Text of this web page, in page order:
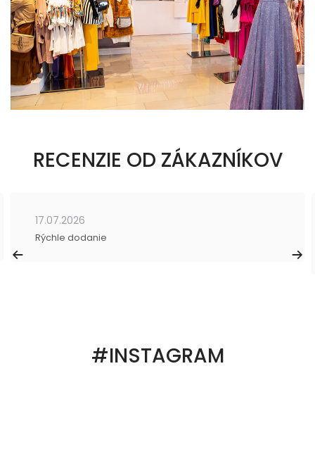
RECENZIE OD ZÁKAZNÍKOV
17.07.2026
Rýchle dodanie
#INSTAGRAM